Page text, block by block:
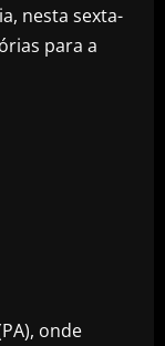
nesta sexta-
para a
onde